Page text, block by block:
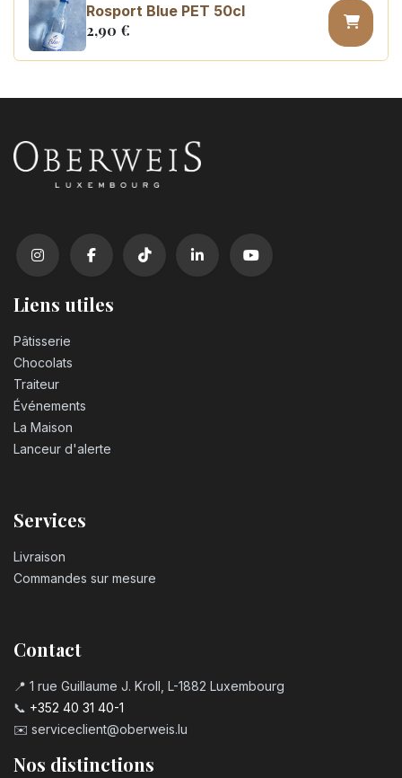
Rosport Blue PET 50cl
2,90 €
Liens utiles
Pâtisserie
Chocolats
Traiteur
Événements
La Maison
Lanceur d'alerte
Services
Livraison
Commandes sur mesure
Contact
📍 1 rue Guillaume J. Kroll, L-1882 Luxembourg
📞 +352 40 31 40-1
✉️ serviceclient@oberweis.lu
Nos distinctions